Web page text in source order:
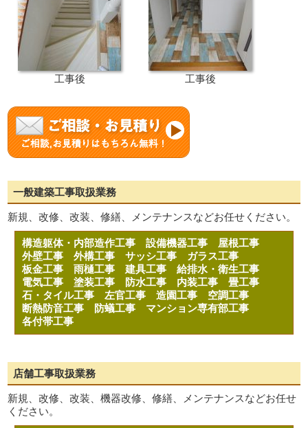
工事後 工事後
一般建築工事取扱業務
新規、改修、改装、修繕、メンテナンスなどお任せください。
構造躯体・内部造作工事設備機器工事 屋根工事
外壁工事外構工事サッシ工事 ガラス工事
板金工事雨樋工事建具工事給排水・衛生工事
電気工事塗装工事 防水工事 内装工事畳工事
石・タイル工事左官工事造園工事 空調工事
断熱防音工事
防蟻工事 マンション専有部工事
各付帯工事
店舗工事取扱業務
新規、改修、改装、機器改修、修繕、メンテナンスなどお任せ
ください。